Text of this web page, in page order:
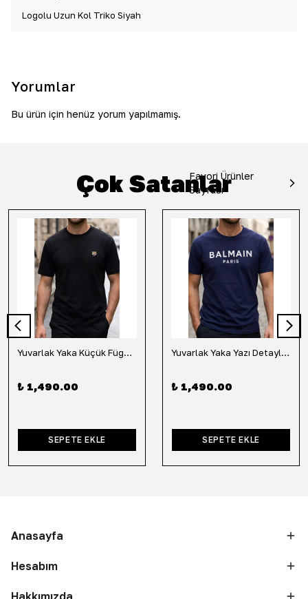
Logolu Uzun Kol Triko Siyah
Yorumlar
Bu ürün için henüz yorum yapılmamış.
Çok Satanlar
Favori Ürünler
Sayfası
Yuvarlak Yaka Küçük Fügür Detaylı Tişört-Siyah
₺ 1,490.00
SEPETE EKLE
Yuvarlak Yaka Yazı Detaylı Tişört-Lacivert
₺ 1,490.00
SEPETE EKLE
Anasayfa
Hesabım
Hakkımızda